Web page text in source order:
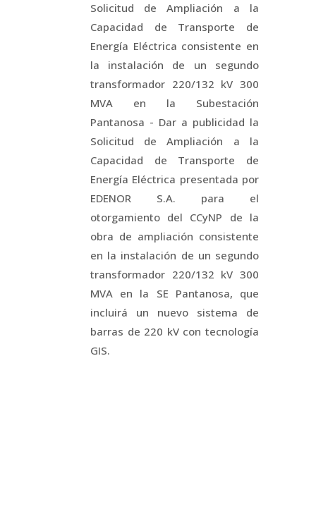
Solicitud de Ampliación a la
Capacidad de Transporte de
Energía Eléctrica consistente en
la instalación de un segundo
transformador 220/132 kV 300
MVA en la Subestación
Pantanosa - Dar a publicidad la
Solicitud de Ampliación a la
Capacidad de Transporte de
Energía Eléctrica presentada por
EDENOR S.A. para el
otorgamiento del CCyNP de la
obra de ampliación consistente
en la instalación de un segundo
transformador 220/132 kV 300
MVA en la SE Pantanosa, que
incluirá un nuevo sistema de
barras de 220 kV con tecnología
GIS.